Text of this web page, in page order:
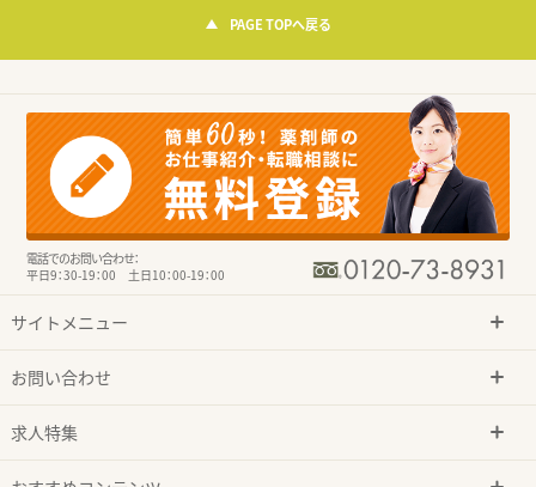
PAGE TOPへ戻る
電話でのお問い合わせ：
平日9：30-19：00 土日10：00-19：00
サイトメニュー
お問い合わせ
求人特集